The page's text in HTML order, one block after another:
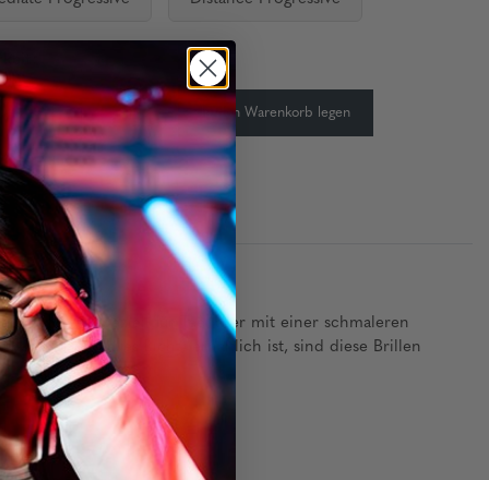
- + In den Warenkorb legen
Speziell für Teenager mit einer schmaleren
65% blaues Licht) erhältlich ist, sind diese Brillen